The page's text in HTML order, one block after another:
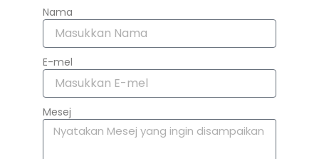
Nama
E-mel
Mesej